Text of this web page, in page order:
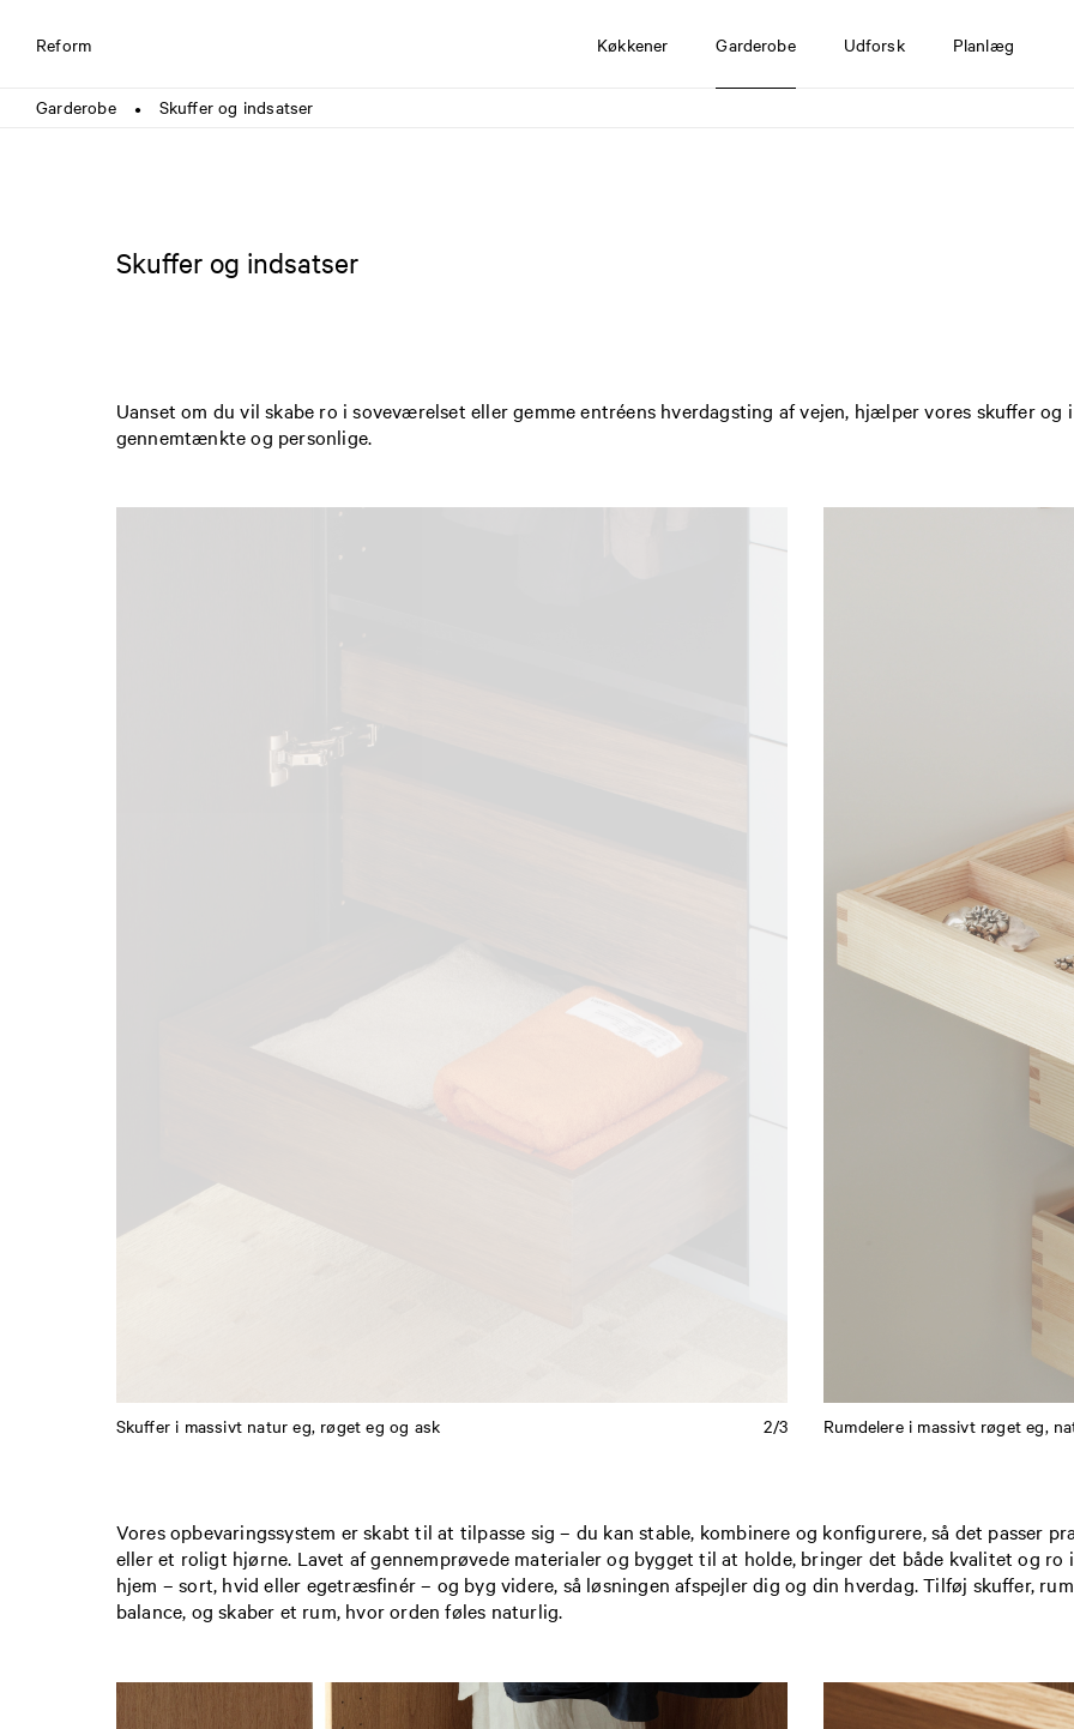
Reform Køkkener Garderobe Udforsk Planlæg
Garderobe ● Skuffer og indsatser
Skuffer og indsatser
Uanset om du vil skabe ro i soveværelset eller gemme entréens hverdagsting af vejen, hjælper vores skuffer og
gennemtænkte og personlige.
Skuffer i massivt natur eg, røget eg og ask 2/3 Rumdelere i massivt røget eg,
Vores opbevaringssystem er skabt til at tilpasse sig – du kan stable, kombinere og konfigurere, så det passer
eller et roligt hjørne. Lavet af gennemprøvede materialer og bygget til at holde, bringer det både kvalitet og
hjem – sort, hvid eller egetræsfinér – og byg videre, så løsningen afspejler dig og din hverdag. Tilføj skuffer,
balance, og skaber et rum, hvor orden føles naturlig.